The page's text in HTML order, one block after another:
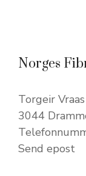
Norges
Torgeir
3044
Send epost